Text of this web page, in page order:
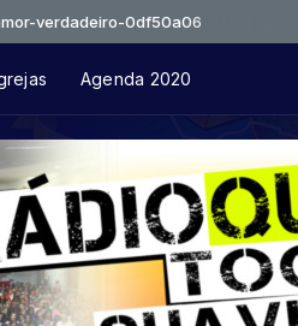
0df50a06
Agenda 2020